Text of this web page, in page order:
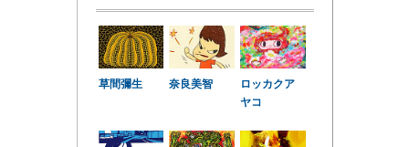
草間彌生 奈良美智
ロッカクア
ヤコ